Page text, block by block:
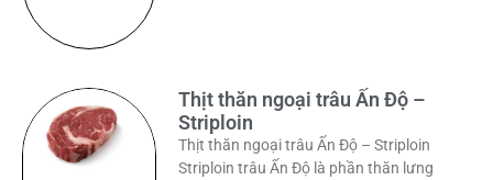
Thịt thăn ngoại trâu Ấn Độ –
Striploin
Thịt thăn ngoại trâu Ấn Độ – Striploin
Striploin trâu Ấn Độ là phần thăn lưng